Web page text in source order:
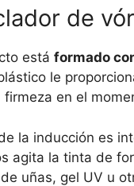
de
está formado
le
firmeza en el
la inducción es
agita la tinta de
uñas, gel UV u